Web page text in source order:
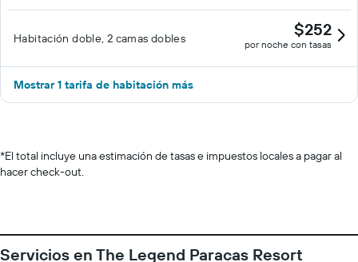
Habitación doble, 2 camas dobles $252
por noche con tasas
Mostrar 1 tarifa de habitación más
*El total incluye una estimación de tasas e impuestos locales a pagar al
hacer check-out.
Servicios en The Legend Paracas Resort